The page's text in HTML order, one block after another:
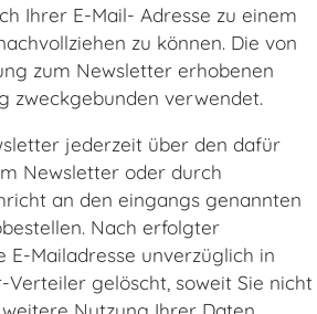
Ihrer E-Mail- Adresse zu einem
zu können. Die von
zum Newsletter erhobenen
zweckgebunden verwendet.
jederzeit über den dafür
Newsletter oder durch
an den eingangs genannten
Nach erfolgter
E-Mailadresse unverzüglich in
gelöscht, soweit Sie nicht